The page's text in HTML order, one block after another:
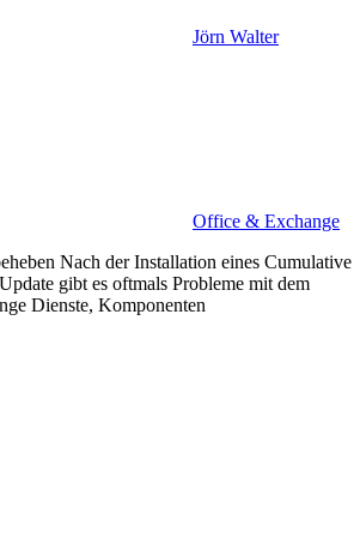
Jörn Walter
Office & Exchange
Nach der Installation eines Cumulative
gibt es oftmals Probleme mit dem
Dienste, Komponenten